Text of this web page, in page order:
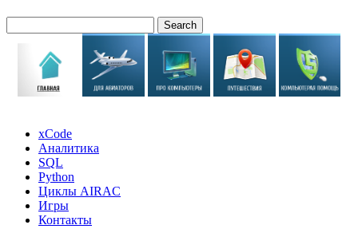
xCode
Аналитика
SQL
Python
Циклы AIRAC
Игры
Контакты